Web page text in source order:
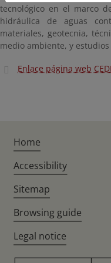
tecnológico en el marco
hidráulica de aguas
materiales, geotecnia,
medio ambiente, y
Enlace página web
Home
Accessibility
Sitemap
Browsing guide
Legal notice